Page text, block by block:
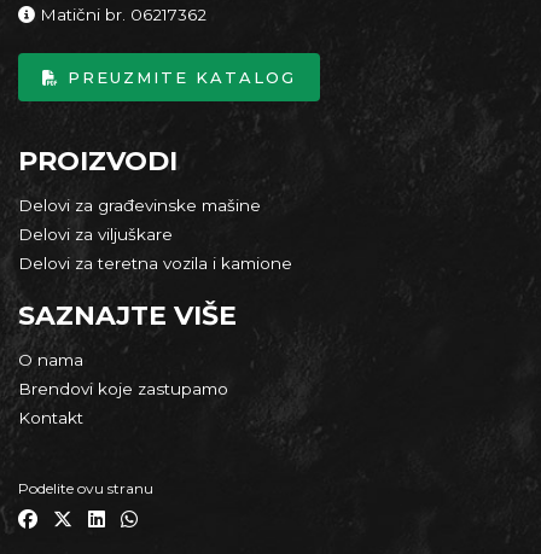
Matični br. 06217362
PREUZMITE KATALOG
PROIZVODI
Delovi za građevinske mašine
Delovi za viljuškare
Delovi za teretna vozila i kamione
SAZNAJTE VIŠE
O nama
Brendovi koje zastupamo
Kontakt
Podelite ovu stranu